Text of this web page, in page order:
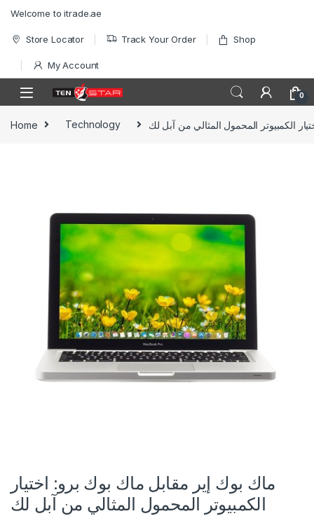
Welcome to itrade.ae
Store Locator Track Your Order Shop
My Account
0
Home Technology الكمبيوتر المحمول المثالي من آبل لك
ماك بوك إير مقابل ماك بوك برو: اختيار
الكمبيوتر المحمول المثالي من آبل لك